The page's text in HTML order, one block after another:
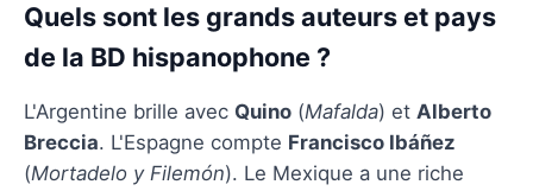
Quels sont les grands auteurs et pays
de la BD hispanophone ?
L'Argentine brille avec Quino (Mafalda) et Alberto
Breccia. L'Espagne compte Francisco Ibáñez
(Mortadelo y Filemón). Le Mexique a une riche